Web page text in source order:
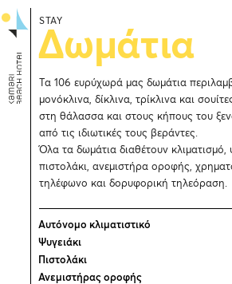
STAY
Δωμάτια
Τα 106 ευρύχωρά μας δωμάτια
μονόκλινα, δίκλινα, τρίκλινα και
στη θάλασσα και στους κήπους του
από τις ιδιωτικές τους βεράντες.
Όλα τα δωμάτια διαθέτουν κλιματισμό,
πιστολάκι, ανεμιστήρα οροφής,
τηλέφωνο και δορυφορική τηλεόραση.
Αυτόνομο κλιματιστικό
Ψυγειάκι
Πιστολάκι
Ανεμιστήρας οροφής